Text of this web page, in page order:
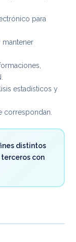
para
mantener
estadísticos y
correspondan.
distintos
terceros con